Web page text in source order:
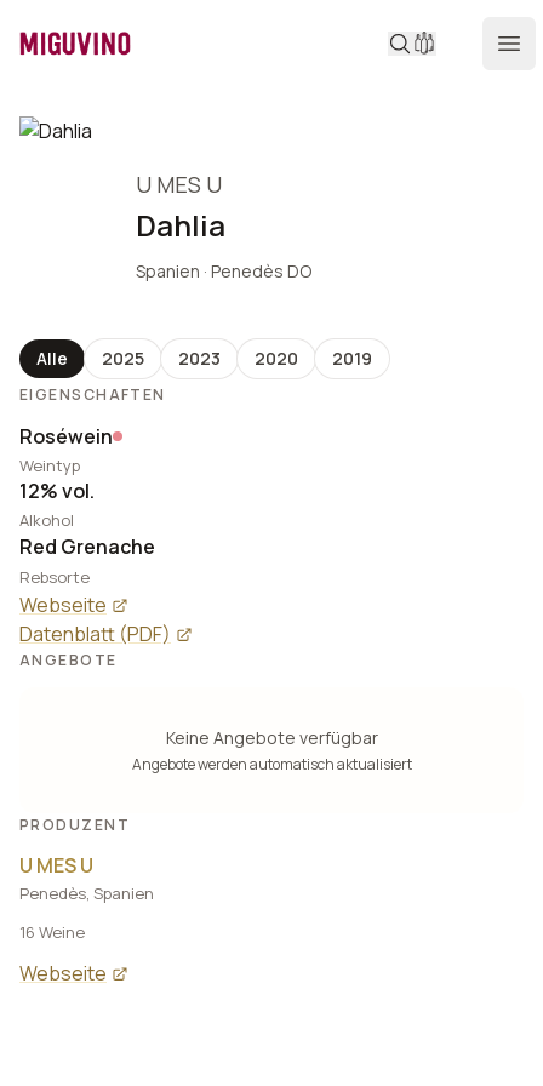
Miguvino
Produktdetails
U MES U
Dahlia
Spanien · Penedès DO
Alle 2025 2023 2020 2019
EIGENSCHAFTEN
Roséwein
Weintyp
12% vol.
Alkohol
Red Grenache
Rebsorte
Webseite
Datenblatt (PDF)
ANGEBOTE
Keine Angebote verfügbar
Angebote werden automatisch aktualisiert
PRODUZENT
U MES U
Penedès, Spanien
16 Weine
Webseite